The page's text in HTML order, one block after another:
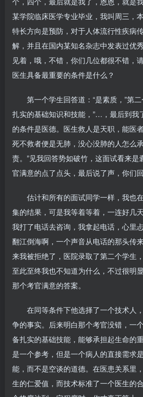
某学院临床医学专业毕业，我叫周三，
特长方向是预防，对于人体流行性疾病
解，并且在国内某知名杂志中发表过优
见着，哦，不错，你们几位都很不错，
医生具备最重要的条件是什么？
第一个学生回答道：“是素质，”第
扎实的基础知识和技能，”…，最后到我
的条件是医德。医生救人是天职，能医
死不救者便是无肺，没心没肺的人怎么
责。”见我回答势如破竹，这面试看来是
官满意的点了点头，最后说了声，你们回
估计和所有的面试同学一样，我也
集的结果，可是我等着等着，一连好几
我打了电话去咨询，我拿起电话，心里
翻江倒海啊，一个声音从电话的那头传
来我被拒绝了，医院录取了第二个学生
至此至终我也不知道为什么，不过很明
那个考官满意的答案。
在同等条件下他选择了一个技术人
争的事实。后来明白那个考官没错，一
备扎实的基础技能，能够承担起生命的
是一个参考，但是一个病人的直接需求
能，而不是空谈的道德。在医患关系里
生的仁爱值，而技术标准了一个医生的